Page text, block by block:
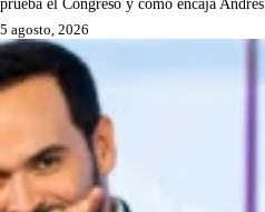
prueba el Congreso y cómo encaja
5 agosto, 2026